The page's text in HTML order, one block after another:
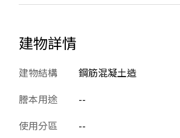
建物詳情
建物結構 鋼筋混凝土造
謄本用途
--
使用分區
--